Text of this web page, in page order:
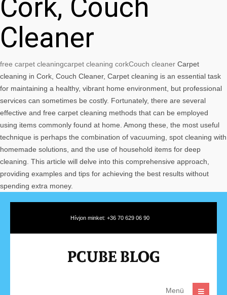
Cork, Couch
Cleaner
free carpet cleaningcarpet cleaning corkCouch cleaner Carpet
cleaning in Cork, Couch Cleaner, Carpet cleaning is an essential task
for maintaining a healthy, vibrant home environment, but professional
services can sometimes be costly. Fortunately, there are several
effective and free carpet cleaning methods that can be employed
using items commonly found at home. Among these, the most useful
technique is perhaps the combination of vacuuming, spot cleaning with
homemade solutions, and the use of household items for deep
cleaning. This article will delve into this comprehensive approach,
providing examples and tips for achieving the best results without
spending extra money.
Hívjon minket: +36 70 629 06 90
Menü